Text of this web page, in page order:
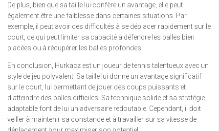
De plus, bien que sa taille lui confère un avantage, elle peut
également être une faiblesse dans certaines situations. Par
exemple, il peut avoir des difficultés à se déplacer rapidement sur le
court, ce qui peut limiter sa capacité à défendre les balles bien
placées ou à récupérer les balles profondes.
En conclusion, Hurkacz est un joueur de tennis talentueux avec un
style de jeu polyvalent. Sa taille lui donne un avantage significatif
sur le court, lui permettant de jouer des coups puissants et
d’atteindre des balles difficiles. Sa technique solide et sa stratégie
adaptable font de lui un adversaire redoutable. Cependant, il doit
veiller à maintenir sa constance et à travailler sur sa vitesse de